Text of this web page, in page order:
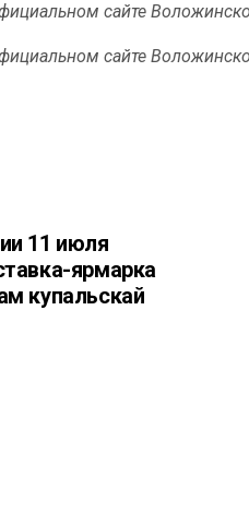
сайте
сайте
11 июля
ярмарка
купальскай